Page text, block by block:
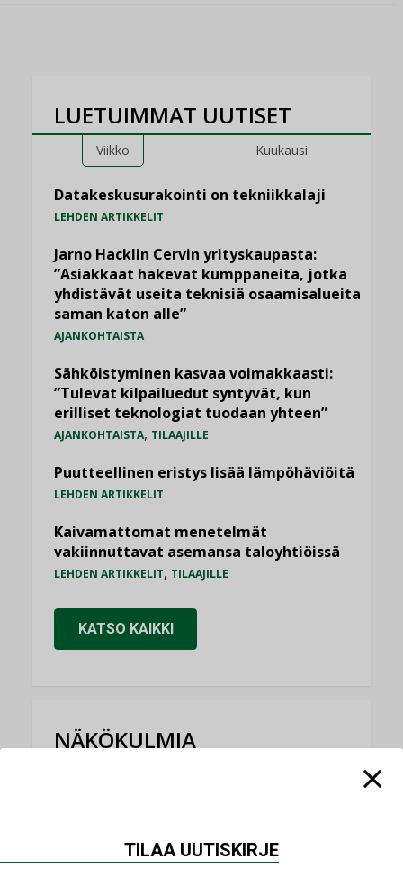
LUETUIMMAT UUTISET
Viikko Kuukausi
Datakeskusurakointi on tekniikkalaji
LEHDEN ARTIKKELIT
Jarno Hacklin Cervin yrityskaupasta:
”Asiakkaat hakevat kumppaneita, jotka
yhdistävät useita teknisiä osaamisalueita
saman katon alle”
AJANKOHTAISTA
Sähköistyminen kasvaa voimakkaasti:
”Tulevat kilpailuedut syntyvät, kun
erilliset teknologiat tuodaan yhteen”
AJANKOHTAISTA, TILAAJILLE
Puutteellinen eristys lisää lämpöhäviöitä
LEHDEN ARTIKKELIT
Kaivamattomat menetelmät
vakiinnuttavat asemansa taloyhtiöissä
LEHDEN ARTIKKELIT, TILAAJILLE
KATSO KAIKKI
NÄKÖKULMIA
Sähköistäminen säästää euroja
TILAA UUTISKIRJE